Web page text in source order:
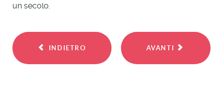
un secolo.
INDIETRO AVANTI